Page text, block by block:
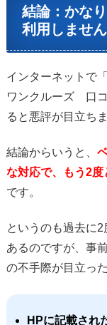
結論：かな
利用しません
インターネットで
ワンクルーズ 口
ると悪評が目立ち
結論からいうと、
な対応で、もう2
です。
というのも過去に
あるのですが、事
の不手際が目立っ
HPに記載され